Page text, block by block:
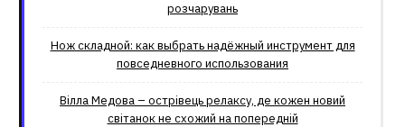
розчарувань
Нож складной: как выбрать надёжный инструмент для
повседневного использования
Вілла Медова – острівець релаксу, де кожен новий
світанок не схожий на попередній